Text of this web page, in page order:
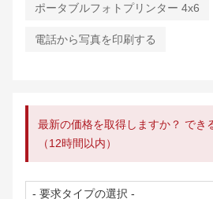
ポータブルフォトプリンター 4x6
電話から写真を印刷する
最新の価格を取得しますか？ でき
（12時間以内）